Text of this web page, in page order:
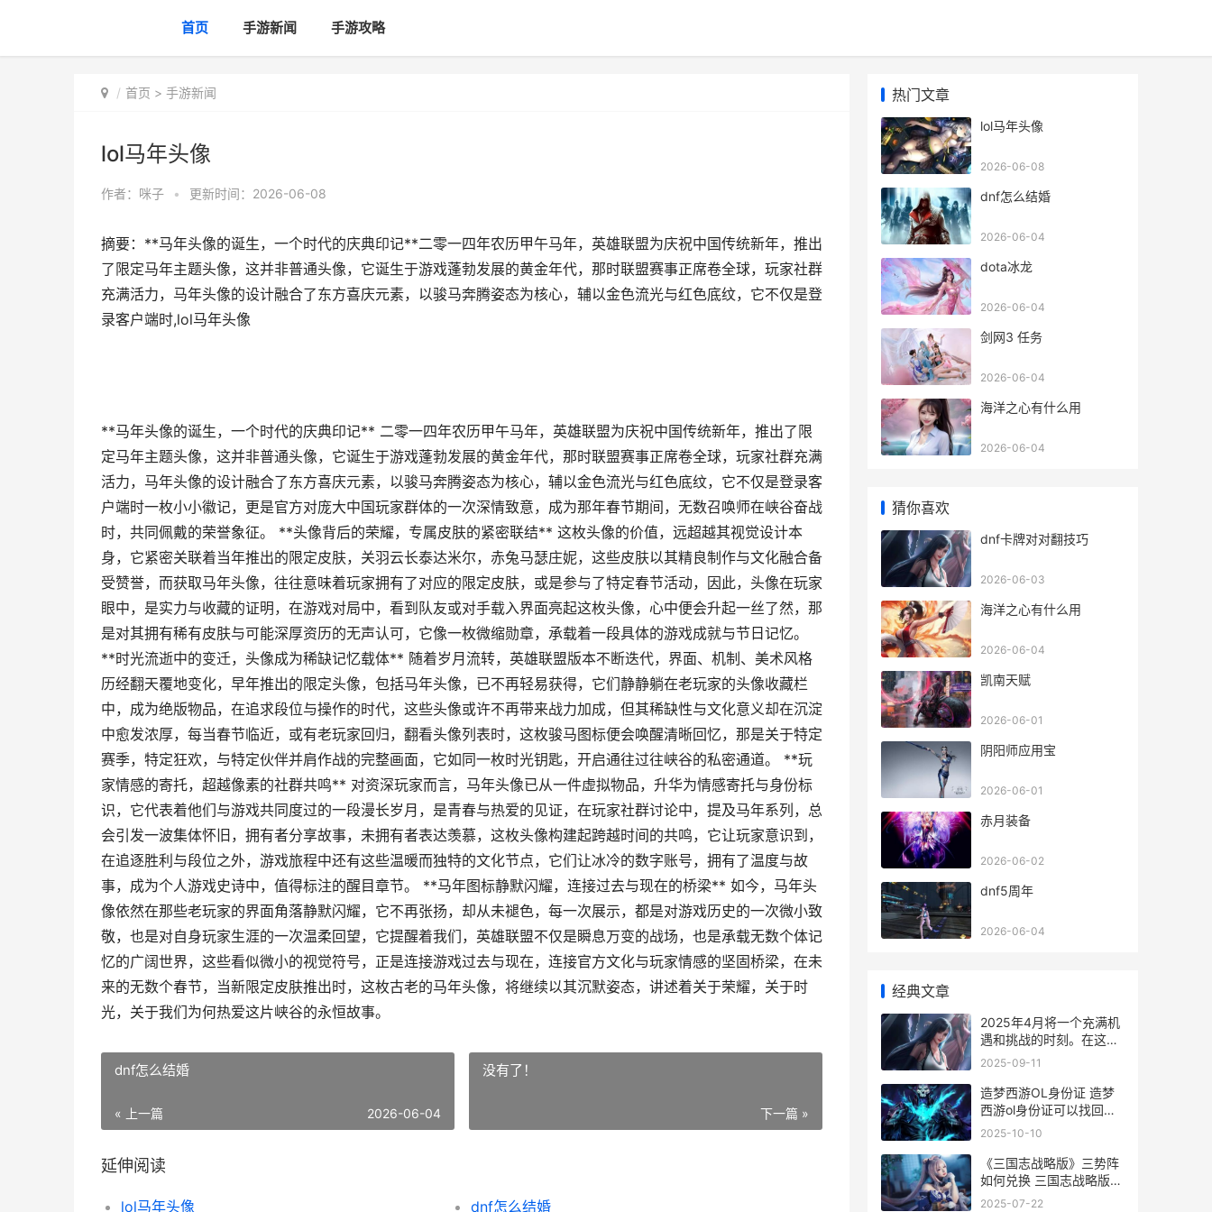
首页 手游新闻 手游攻略
首页 > 手游新闻
lol马年头像
作者： 咪子 • 更新时间：2026-06-08
摘要：**马年头像的诞生，一个时代的庆典印记**二零一四年农历甲午马年，英雄联盟为庆祝中国传统新年，推出
了限定马年主题头像，这并非普通头像，它诞生于游戏蓬勃发展的黄金年代，那时联盟赛事正席卷全球，玩家社群
充满活力，马年头像的设计融合了东方喜庆元素，以骏马奔腾姿态为核心，辅以金色流光与红色底纹，它不仅是登
录客户端时,lol马年头像
**马年头像的诞生，一个时代的庆典印记** 二零一四年农历甲午马年，英雄联盟为庆祝中国传统新年，推出了限
定马年主题头像，这并非普通头像，它诞生于游戏蓬勃发展的黄金年代，那时联盟赛事正席卷全球，玩家社群充满
活力，马年头像的设计融合了东方喜庆元素，以骏马奔腾姿态为核心，辅以金色流光与红色底纹，它不仅是登录客
户端时一枚小小徽记，更是官方对庞大中国玩家群体的一次深情致意，成为那年春节期间，无数召唤师在峡谷奋战
时，共同佩戴的荣誉象征。 **头像背后的荣耀，专属皮肤的紧密联结** 这枚头像的价值，远超越其视觉设计本
身，它紧密关联着当年推出的限定皮肤，关羽云长泰达米尔，赤兔马瑟庄妮，这些皮肤以其精良制作与文化融合备
受赞誉，而获取马年头像，往往意味着玩家拥有了对应的限定皮肤，或是参与了特定春节活动，因此，头像在玩家
眼中，是实力与收藏的证明，在游戏对局中，看到队友或对手载入界面亮起这枚头像，心中便会升起一丝了然，那
是对其拥有稀有皮肤与可能深厚资历的无声认可，它像一枚微缩勋章，承载着一段具体的游戏成就与节日记忆。
**时光流逝中的变迁，头像成为稀缺记忆载体** 随着岁月流转，英雄联盟版本不断迭代，界面、机制、美术风格
历经翻天覆地变化，早年推出的限定头像，包括马年头像，已不再轻易获得，它们静静躺在老玩家的头像收藏栏
中，成为绝版物品，在追求段位与操作的时代，这些头像或许不再带来战力加成，但其稀缺性与文化意义却在沉淀
中愈发浓厚，每当春节临近，或有老玩家回归，翻看头像列表时，这枚骏马图标便会唤醒清晰回忆，那是关于特定
赛季，特定狂欢，与特定伙伴并肩作战的完整画面，它如同一枚时光钥匙，开启通往过往峡谷的私密通道。 **玩
家情感的寄托，超越像素的社群共鸣** 对资深玩家而言，马年头像已从一件虚拟物品，升华为情感寄托与身份标
识，它代表着他们与游戏共同度过的一段漫长岁月，是青春与热爱的见证，在玩家社群讨论中，提及马年系列，总
会引发一波集体怀旧，拥有者分享故事，未拥有者表达羡慕，这枚头像构建起跨越时间的共鸣，它让玩家意识到，
在追逐胜利与段位之外，游戏旅程中还有这些温暖而独特的文化节点，它们让冰冷的数字账号，拥有了温度与故
事，成为个人游戏史诗中，值得标注的醒目章节。 **马年图标静默闪耀，连接过去与现在的桥梁** 如今，马年头
像依然在那些老玩家的界面角落静默闪耀，它不再张扬，却从未褪色，每一次展示，都是对游戏历史的一次微小致
敬，也是对自身玩家生涯的一次温柔回望，它提醒着我们，英雄联盟不仅是瞬息万变的战场，也是承载无数个体记
忆的广阔世界，这些看似微小的视觉符号，正是连接游戏过去与现在，连接官方文化与玩家情感的坚固桥梁，在未
来的无数个春节，当新限定皮肤推出时，这枚古老的马年头像，将继续以其沉默姿态，讲述着关于荣耀，关于时
光，关于我们为何热爱这片峡谷的永恒故事。
dnf怎么结婚
« 上一篇 2026-06-04
没有了！
下一篇 »
延伸阅读
lol马年头像 dnf怎么结婚
热门文章
lol马年头像
2026-06-08
dnf怎么结婚
2026-06-04
dota冰龙
2026-06-04
剑网3 任务
2026-06-04
海洋之心有什么用
2026-06-04
猜你喜欢
dnf卡牌对对翻技巧
2026-06-03
海洋之心有什么用
2026-06-04
凯南天赋
2026-06-01
阴阳师应用宝
2026-06-01
赤月装备
2026-06-02
dnf5周年
2026-06-04
经典文章
2025年4月将一个充满机
遇和挑战的时刻。在这个
月份，全球和地方动态将
经济、文化等领域也将在
不断演变。下面内容是一
关注的主题和事件：
2025-09-11
造梦西游OL身份证 造梦
西游ol身份证可以找回密
码吗
2025-10-10
《三国志战略版》三势阵
如何兑换 三国志战略版灵
犀
2025-07-22